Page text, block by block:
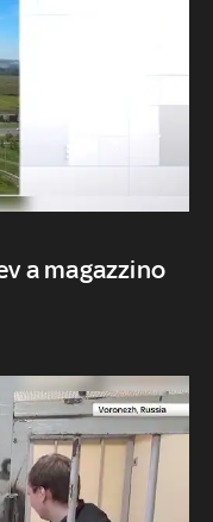
a magazzino